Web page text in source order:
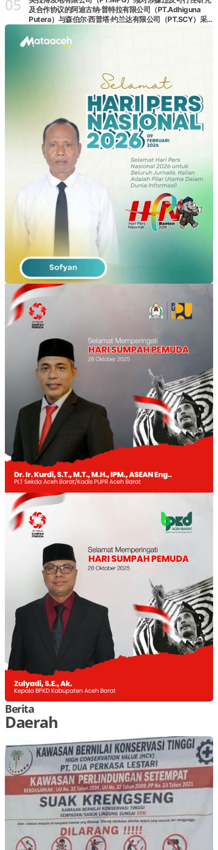
05
及合作协议的阿迪古纳·普特拉有限公司（PT.Adhiguna
Putera）与森伯尔·西普塔·约兰达有限公司（PT.SCY）采
Berita
Daerah